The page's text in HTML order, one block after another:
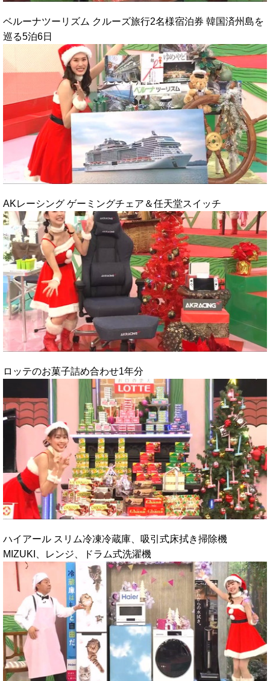
ベルーナツーリズム クルーズ旅行2名様宿泊券 韓国済州島を
巡る5泊6日
AKレーシング ゲーミングチェア＆任天堂スイッチ
ロッテのお菓子詰め合わせ1年分
ハイアール スリム冷凍冷蔵庫、吸引式床拭き掃除機
MIZUKI、レンジ、ドラム式洗濯機